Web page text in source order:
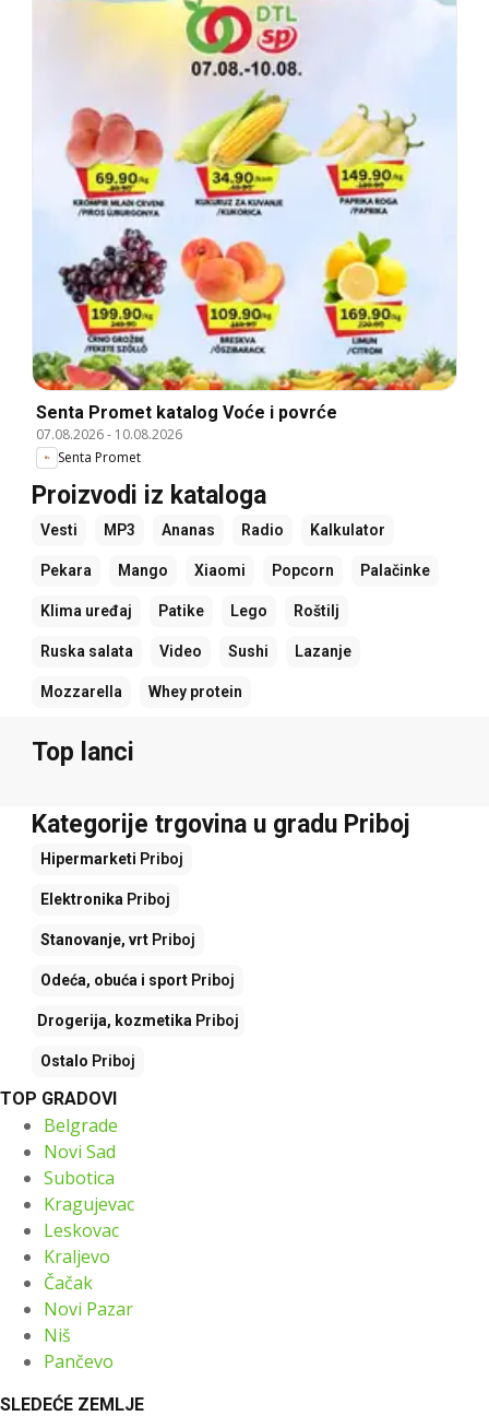
Senta Promet katalog Voće i povrće
07.08.2026- 10.08.2026
Senta Promet
Proizvodi iz kataloga
Vesti MP3 Ananas Radio Kalkulator
Pekara Mango Xiaomi Popcorn Palačinke
Klima uređaj Patike Lego Roštilj
Ruska salata Video Sushi Lazanje
Mozzarella Whey protein
Top lanci
Kategorije trgovina u gradu Priboj
Hipermarketi Priboj
Elektronika Priboj
Stanovanje, vrt Priboj
Odeća, obuća i sport Priboj
Drogerija, kozmetika Priboj
Ostalo Priboj
TOP GRADOVI
Belgrade
Novi Sad
Subotica
Kragujevac
Leskovac
Kraljevo
Čačak
Novi Pazar
Niš
Pančevo
SLEDEĆE ZEMLJE